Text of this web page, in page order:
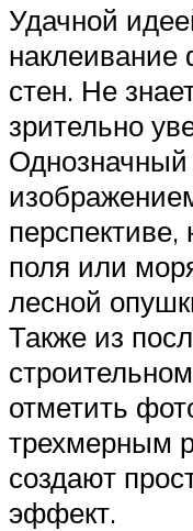
Удачной
наклеивание
стен. Не
зрительно
Однозначный
перспективе,
поля или
лесной
Также из
отметить
трехмерным
создают
эффект.